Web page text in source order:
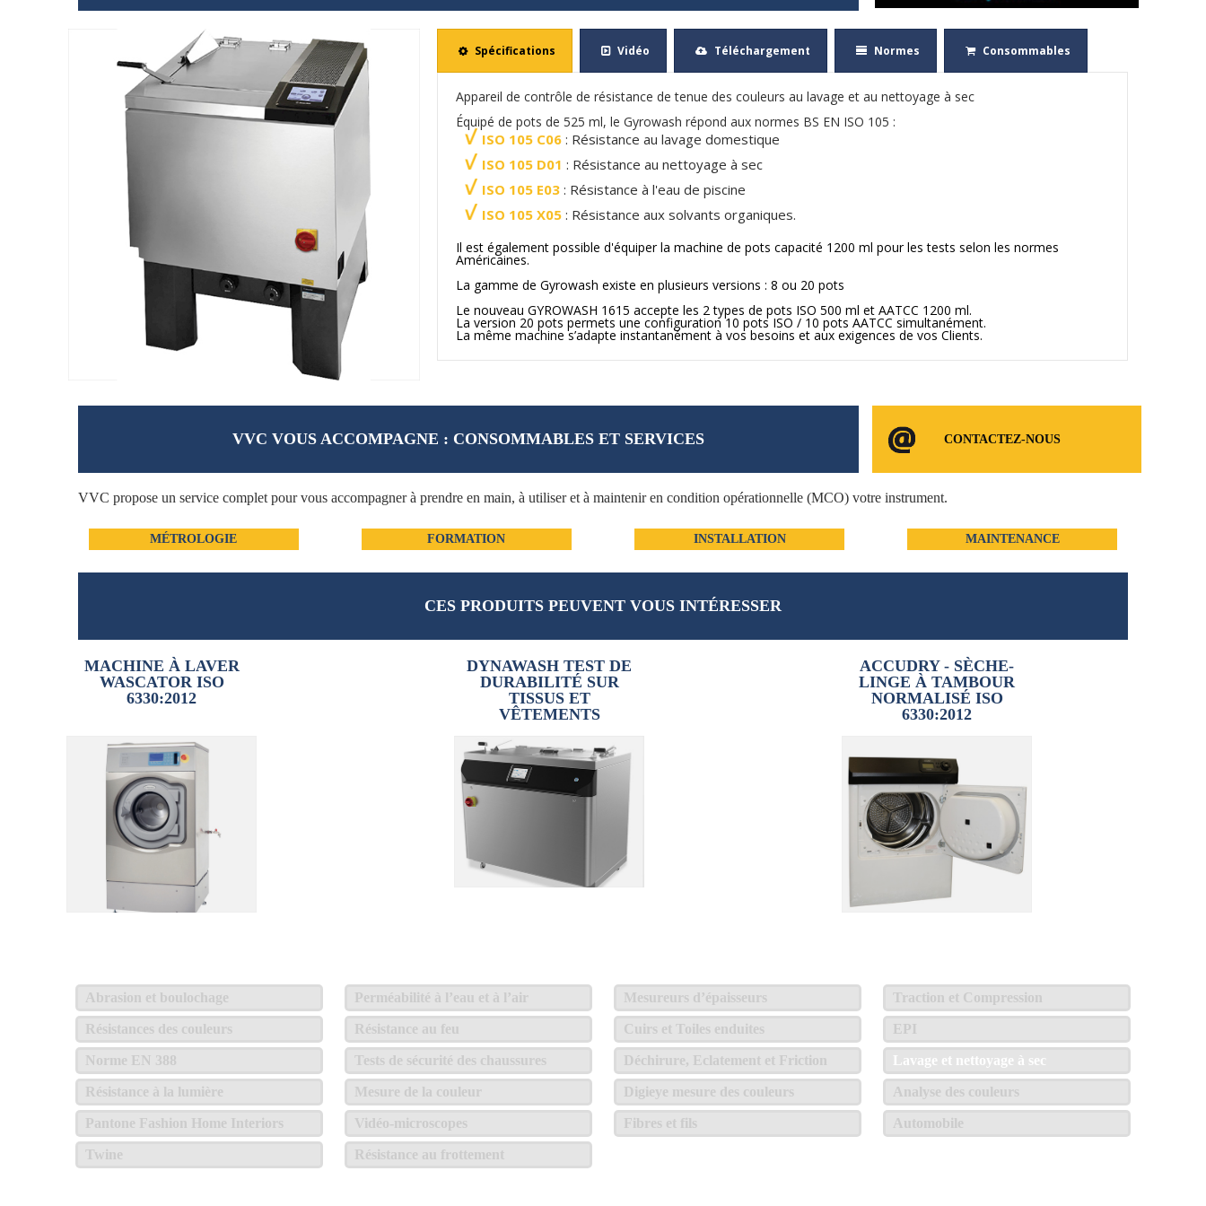
Spécifications Vidéo Téléchargement Normes Consommables
Appareil de contrôle de résistance de tenue des couleurs au lavage et au nettoyage à sec
Équipé de pots de 525 ml, le Gyrowash répond aux normes BS EN ISO 105 :
ISO 105 C06: Résistance au lavage domestique
ISO 105 D01 : Résistance au nettoyage à sec
ISO 105 E03: Résistance à l'eau de piscine
ISO 105 X05: Résistance aux solvants organiques.
Il est également possible d'équiper la machine de pots capacité 1200 ml pour les tests selon les normes
Américaines.
La gamme de Gyrowash existe en plusieurs versions : 8 ou 20 pots
Le nouveau GYROWASH 1615 accepte les 2 types de pots ISO 500 ml et AATCC 1200 ml.
La version 20 pots permets une configuration 10 pots ISO / 10 pots AATCC simultanément.
La même machine s’adapte instantanément à vos besoins et aux exigences de vos Clients.
VVC VOUS ACCOMPAGNE : CONSOMMABLES ET SERVICES CONTACTEZ-NOUS
VVC propose un service complet pour vous accompagner à prendre en main, à utiliser et à maintenir en condition opérationnelle (MCO) votre instrument.
MÉTROLOGIE FORMATION INSTALLATION MAINTENANCE
CES PRODUITS PEUVENT VOUS INTÉRESSER
MACHINE À LAVER
WASCATOR ISO
6330:2012
DYNAWASH TEST DE
DURABILITÉ SUR
TISSUS ET
VÊTEMENTS
ACCUDRY - SÈCHE-
LINGE À TAMBOUR
NORMALISÉ ISO
6330:2012
Abrasion et boulochage Perméabilité à l’eau et à l’air Mesureurs d’épaisseurs Traction et Compression
Résistances des couleurs Résistance au feu Cuirs et Toiles enduites EPI
Norme EN 388 Tests de sécurité des chaussures Déchirure, Eclatement et Friction Lavage et nettoyage à sec
Résistance à la lumière Mesure de la couleur Digieye mesure des couleurs Analyse des couleurs
Pantone Fashion Home Interiors Vidéo-microscopes Fibres et fils Automobile
Twine Résistance au frottement